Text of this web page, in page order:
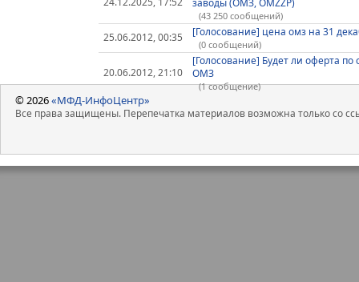
заводы (ОМЗ, OMZZP)
(43 250 сообщений)
25.06.2012, 00:35 [Голосование] цена омз на 31
(0 сообщений)
20.06.2012, 21:10
[Голосование] Будет ли оферта по
ОМЗ
(1 сообщение)
© 2026«МФД-ИнфоЦентр»
Все права защищены. Перепечатка материалов возможна только со